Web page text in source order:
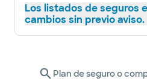
Los listados de seguros
cambios sin previo aviso.
Plan de seguro o